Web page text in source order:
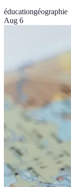
éducationgéographie
Aug 6